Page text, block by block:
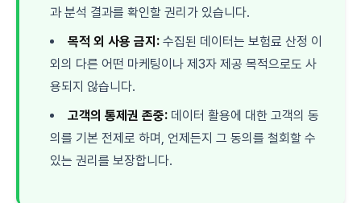
과 분석 결과를 확인할 권리가 있습니다.
목적 외 사용 금지: 수집된 데이터는 보험료 산정 이
외의 다른 어떤 마케팅이나 제3자 제공 목적으로도 사
용되지 않습니다.
고객의 통제권 존중: 데이터 활용에 대한 고객의 동
의를 기본 전제로 하며, 언제든지 그 동의를 철회할 수
있는 권리를 보장합니다.